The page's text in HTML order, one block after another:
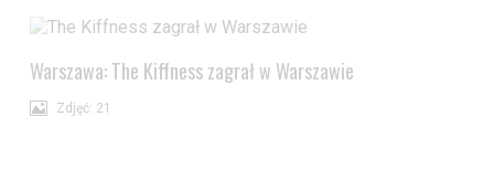
Warszawa: The Kiffness zagrał w Warszawie
Zdjęć: 21